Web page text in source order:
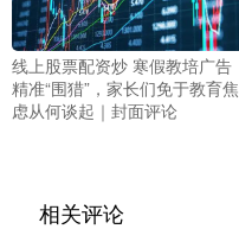
线上股票配资炒 寒假教培广告
精准“围猎”，家长们免于教育焦
虑从何谈起｜封面评论
相关评论